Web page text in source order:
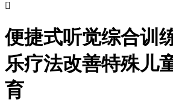

便捷式听觉综合训
乐疗法改善特殊儿
育